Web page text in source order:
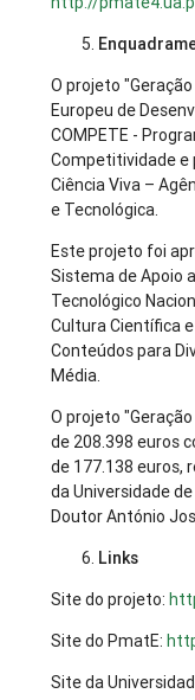
O projeto
Europeu de
COMPETE -
Competitividade e
Ciência Viva –
e Tecnológica.
Este projeto foi
Sistema de Apoio
Tecnológico
Cultura Científica
Conteúdos para
Média.
O projeto
de 208.398 euros
de 177.138 euros,
da Universidade
Doutor António
Links
Site do projeto:
Site do PmatE:
Site da